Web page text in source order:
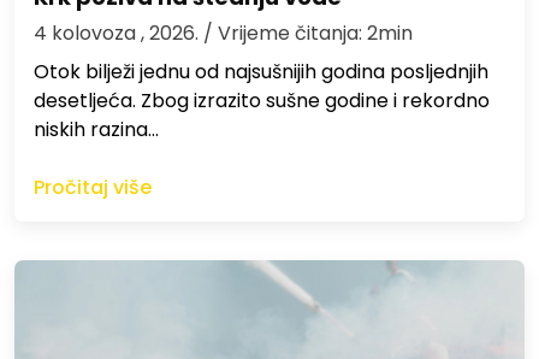
4 kolovoza , 2026. / Vrijeme čitanja: 2min
Otok bilježi jednu od najsušnijih godina posljednjih
desetljeća. Zbog izrazito sušne godine i rekordno
niskih razina…
Pročitaj više